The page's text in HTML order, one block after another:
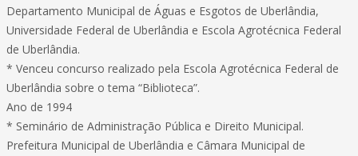
Departamento Municipal de Águas e Esgotos de Uberlândia,
Universidade Federal de Uberlândia e Escola Agrotécnica Federal
de Uberlândia.
* Venceu concurso realizado pela Escola Agrotécnica Federal de
Uberlândia sobre o tema “Biblioteca”.
Ano de 1994
* Seminário de Administração Pública e Direito Municipal.
Prefeitura Municipal de Uberlândia e Câmara Municipal de